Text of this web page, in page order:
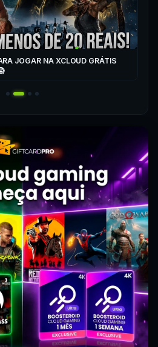
JOGAR NA XCLOUD GRÁTIS